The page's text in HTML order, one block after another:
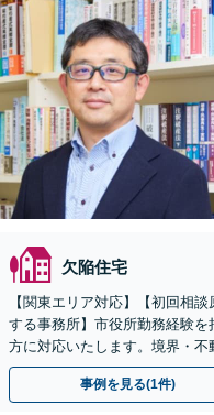
欠陥住宅
【関東エリア対応】【初回相
する事務所】市役所勤務経験
方に対応いたします。境界・
動産相続など【弁護士経験15年
事例を見る(1件)